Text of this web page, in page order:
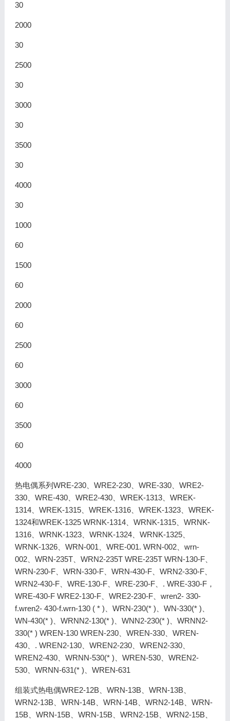
30
2000
30
2500
30
3000
30
3500
30
4000
30
1000
60
1500
60
2000
60
2500
60
3000
60
3500
60
4000
热电偶系列WRE-230、WRE2-230、WRE-330、WRE2-
330、WRE-430、WRE2-430、WREK-1313、WREK-
1314、WREK-1315、WREK-1316、WREK-1323、WREK-
1324和WREK-1325 WRNK-1314、WRNK-1315、WRNK-
1316、WRNK-1323、WRNK-1324、WRNK-1325、
WRNK-1326、WRN-001、WRE-001. WRN-002、wrn-
002、WRN-235T、WRN2-235T WRE-235T WRN-130-F、
WRN-230-F、WRN-330-F、WRN-430-F、WRN2-330-F、
WRN2-430-F、WRE-130-F、WRE-230-F、. WRE-330-F，
WRE-430-F WRE2-130-F、WRE2-230-F、wren2- 330-
f.wren2- 430-f.wrn-130 ( * )、WRN-230(* )、WN-330(* )、
WN-430(* )、WRNN2-130(* )、WNN2-230(* )、WRNN2-
330(* ) WREN-130 WREN-230、WREN-330、WREN-
430、. WREN2-130、WREN2-230、WREN2-330、
WREN2-430、WRNN-530(* )、WREN-530、WREN2-
530、WRNN-631(* )、WREN-631
组装式热电偶WRE2-12B、WRN-13B、WRN-13B、
WRN2-13B、WRN-14B、WRN-14B、WRN2-14B、WRN-
15B、WRN-15B、WRN-15B、WRN2-15B、WRN2-15B、